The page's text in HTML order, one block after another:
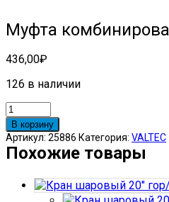
Муфта
436,00₽
126 в наличии
Количество
товара
Муфта
комбинированая
32х1"
(VT701)
В корзину
Артикул: 25886 Категория: VALTEC
Похожие товары